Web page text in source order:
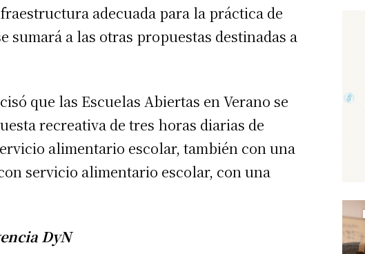
adecuada para la práctica de
sumará a las otras propuestas destinadas a
que las Escuelas Abiertas en Verano se
recreativa de tres horas diarias de
alimentario escolar, también con una
servicio alimentario escolar, con una
DyN